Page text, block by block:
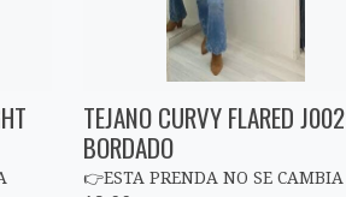
TEJANO CURVY FLARED J002
BORDADO
👉ESTA PRENDA NO SE CAMBIA